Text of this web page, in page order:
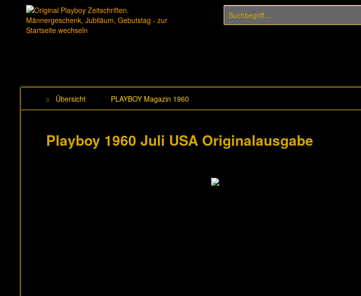
Übersicht PLAYBOY Magazin 1960
Playboy 1960 Juli USA Originalausgabe